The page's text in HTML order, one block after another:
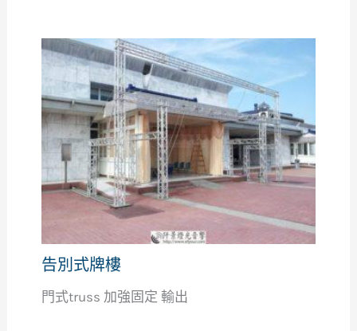
告別式牌樓
門式truss 加強固定 輸出